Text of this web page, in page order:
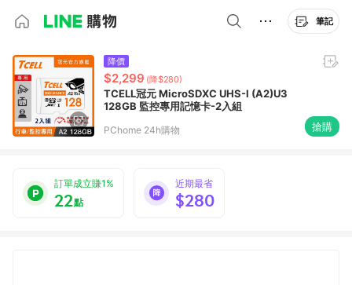
筆記
降價
$2,299 (降$280)
TCELL冠元 MicroSDXC UHS-I (A2)U3
128GB 監控專用記憶卡-2入組
PChome 24h購物 搶購
訂單成立賺1%
22點
近期最省
$280